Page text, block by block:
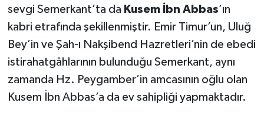
sevgi Semerkant’ta da Kusem İbn Abbas’ın
kabri etrafında şekillenmiştir. Emir Timur’un, Uluğ
Bey’in ve Şah-ı Nakşibend Hazretleri’nin de ebedi
istirahatgâhlarının bulunduğu Semerkant, aynı
zamanda Hz. Peygamber’in amcasının oğlu olan
Kusem İbn Abbas’a da ev sahipliği yapmaktadır.